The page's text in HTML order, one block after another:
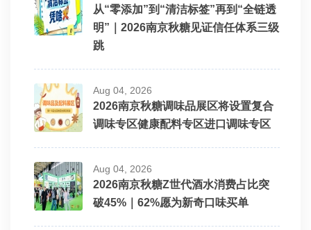
从“零添加”到“清洁标签”再到“全链透
明”｜2026南京秋糖见证信任体系三级
跳
Aug 04, 2026
2026南京秋糖调味品展区将设置复合
调味专区健康配料专区进口调味专区
Aug 04, 2026
2026南京秋糖Z世代酒水消费占比突
破45%｜62%愿为新奇口味买单